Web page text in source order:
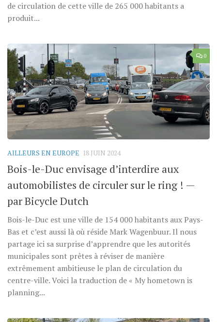
de circulation de cette ville de 265 000 habitants a
produit...
0
AILLEURS EN EUROPE 18 JUIN 2024
Bois-le-Duc envisage d’interdire aux
automobilistes de circuler sur le ring ! —
par Bicycle Dutch
Bois-le-Duc est une ville de 154 000 habitants aux Pays-
Bas et c’est aussi là où réside Mark Wagenbuur. Il nous
partage ici sa surprise d’apprendre que les autorités
municipales sont prêtes à réviser de manière
extrêmement ambitieuse le plan de circulation du
centre-ville. Voici la traduction de « My hometown is
planning...